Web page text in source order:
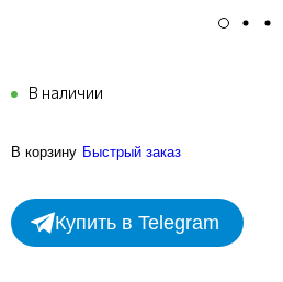
В наличии
В корзину Быстрый заказ
Купить в Telegram